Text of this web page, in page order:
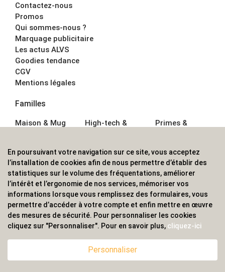
Contactez-nous
Promos
Qui sommes-nous ?
Marquage publicitaire
Les actus ALVS
Goodies tendance
CGV
Mentions légales
Familles
Maison & Mug
Écriture
Bagagerie sacs
High-tech &
Sport &
Outdoor
Enfant
Primes &
Boisson
Textile &
Casquette
Accessoires de
bureau
ALVS, fournisseur d'objets publicitaires, pour les
professionnels. Une implantation nationale, une
couverture internationale.
En poursuivant votre navigation sur ce site, vous acceptez
l’installation de cookies afin de nous permettre d’établir des
statistiques sur le volume des fréquentations, améliorer
l’intérêt et l’ergonomie de nos services, mémoriser vos
informations lorsque vous remplissez des formulaires, vous
permettre d’accéder à votre compte et enfin mettre en œuvre
des mesures de sécurité. Pour personnaliser les cookies
cliquez sur "Personnaliser". Pour en savoir plus, cliquez-ici
Personnaliser